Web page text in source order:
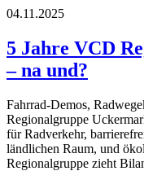
04.11.2025
5 Jahre VCD
– na und?
Fahrrad-Demos,
Regionalgruppe
für Radverkehr,
ländlichen Raum, und
Regionalgruppe zieht